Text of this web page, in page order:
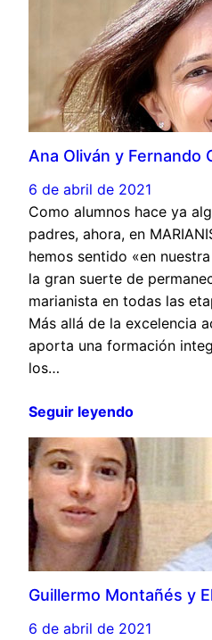
Ana Oliván y Fernando
6 de abril de 2021
Como alumnos hace ya
padres, ahora, en
hemos sentido «en
la gran suerte de
marianista en todas las
Más allá de la excelencia
aporta una formación
los…
Seguir leyendo
Guillermo Montañés y
6 de abril de 2021